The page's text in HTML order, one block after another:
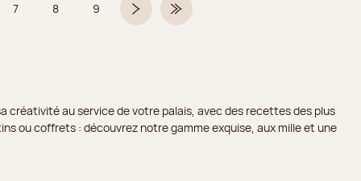
sur 9
Page
7 Page
8 Page
9 Page suivanteDernière page
créativité au service de votre palais, avec des recettes des plus
ou coffrets : découvrez notre gamme exquise, aux mille et une